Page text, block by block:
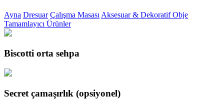
Ayna Dresuar Çalışma Masası Aksesuar & Dekoratif Obje
Tamamlayıcı Ürünler
Biscotti orta sehpa
Secret çamaşırlık (opsiyonel)